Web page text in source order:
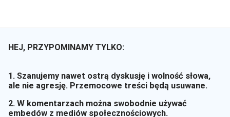
HEJ, PRZYPOMINAMY TYLKO:
1. Szanujemy nawet ostrą dyskusję i wolność słowa,
ale nie agresję. Przemocowe treści będą usuwane.
2. W komentarzach można swobodnie używać
embedów z mediów społecznościowych.